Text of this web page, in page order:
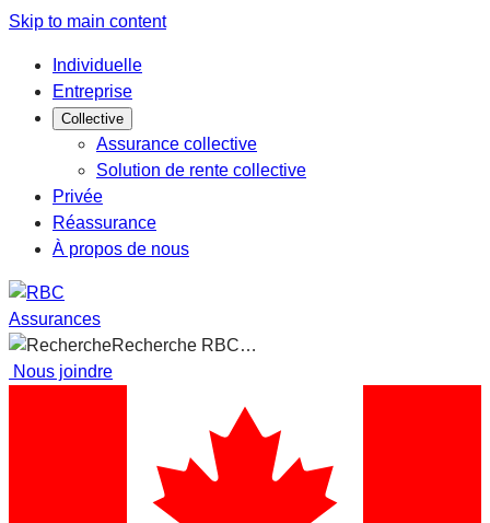
Skip to main content
Individuelle
Entreprise
Collective
Assurance collective
Solution de rente collective
Privée
Réassurance
À propos de nous
Assurances
Recherche RBC…
Nous joindre